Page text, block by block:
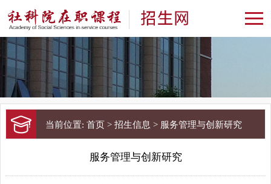
当前位置: 首页 > 招生信息 > 服务管理与创新研究
服务管理与创新研究